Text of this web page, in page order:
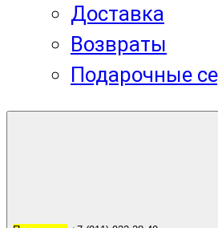
Доставка
Возвраты
Подарочные